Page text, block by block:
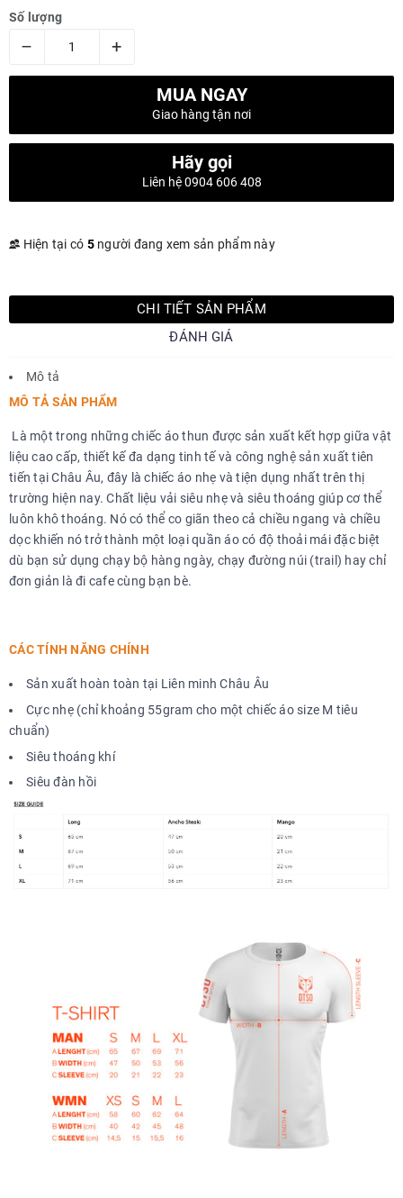
Số lượng
– +
MUA NGAY
Giao hàng tận nơi
Hãy gọi
Liên hệ 0904 606 408
Hiện tại có 5người đang xem sản phẩm này
CHI TIẾT SẢN PHẨM
ĐÁNH GIÁ
Mô tả
MÔ TẢ SẢN PHẨM
Là một trong những chiếc áo thun được sản xuất kết hợp giữa vật
liệu cao cấp, thiết kế đa dạng tinh tế và công nghệ sản xuất tiên
tiến tại Châu Âu, đây là chiếc áo nhẹ và tiện dụng nhất trên thị
trường hiện nay. Chất liệu vải siêu nhẹ và siêu thoáng giúp cơ thể
luôn khô thoáng. Nó có thể co giãn theo cả chiều ngang và chiều
dọc khiến nó trở thành một loại quần áo có độ thoải mái đặc biệt
dù bạn sử dụng chạy bộ hàng ngày, chạy đường núi (trail) hay chỉ
đơn giản là đi cafe cùng bạn bè.
CÁC TÍNH NĂNG CHÍNH
Sản xuất hoàn toàn tại Liên minh Châu Âu
Cực nhẹ (chỉ khoảng 55gram cho một chiếc áo size M tiêu
chuẩn)
Siêu thoáng khí
Siêu đàn hồi